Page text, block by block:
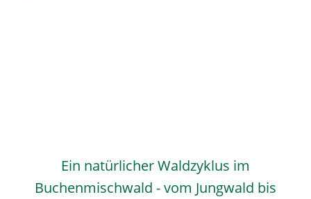
Ein natürlicher Waldzyklus im
Buchenmischwald - vom Jungwald bis